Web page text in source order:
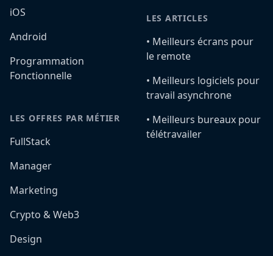
iOS
Android
Programmation
Fonctionnelle
LES OFFRES PAR MÉTIER
FullStack
Manager
Marketing
Crypto & Web3
Design
LES ARTICLES
•️ Meilleurs écrans pour
le remote
•️ Meilleurs logiciels pour
travail asynchrone
•️ Meilleurs bureaux pour
télétravailer